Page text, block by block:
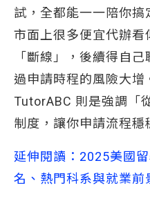
試，全都能一一陪你搞
市面上很多便宜代辦
「斷線」，後續得自
過申請時程的風險大增
TutorABC 則是強調「
制度，讓你申請流程穩
延伸閱讀：2025美國
名、熱門科系與就業前